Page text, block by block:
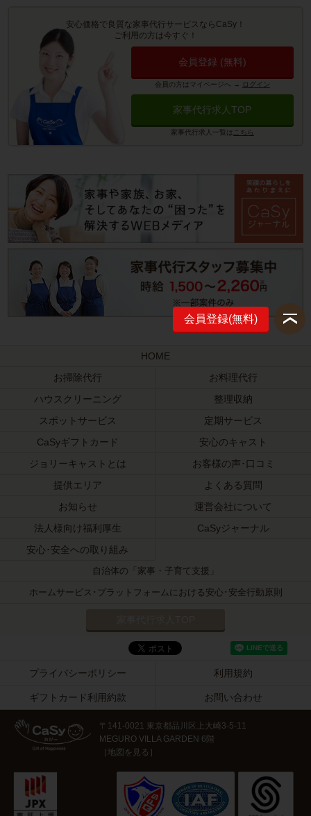
安心価格で良質な家事代行サービスならCaSy！
ご利用の方は今すぐ！
会員登録 (無料)
会員の方はマイページへ → ログイン
家事代行求人TOP
家事代行求人一覧は こちら
会員登録(無料)
HOME
お掃除代行
お料理代行
ハウスクリーニング
整理収納
スポットサービス
定期サービス
CaSyギフトカード
安心のキャスト
ジョリーキャストとは
お客様の声･口コミ
提供エリア
よくある質問
お知らせ
運営会社について
法人様向け福利厚生
CaSyジャーナル
安心･安全への取り組み
自治体の「家事・子育て支援」
ホームサービス･プラットフォームにおける安心･安全行動原則
プライバシーポリシー 利用規約
ギフトカード利用約款 お問い合わせ
〒141-0021 東京都品川区上大崎3-5-11
MEGURO VILLA GARDEN 6階
［地図を見る ］